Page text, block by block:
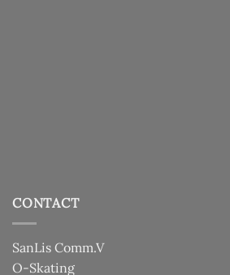
CONTACT
SanLis Comm.V
O-Skating